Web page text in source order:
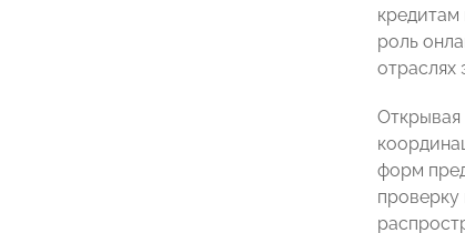
роль
отраслях
Открывая
форм